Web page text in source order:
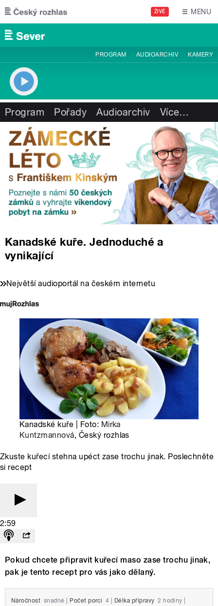
Přejít k hlavnímu obsahu
ŽIVĚ MENU
PROGRAM AUDIOARCHIV KAMERY
Program Pořady Audioarchiv Více…
Kanadské kuře. Jednoduché a
vynikající
Největší audioportál na českém internetu
Kanadské kuře | Foto: Mirka
Kuntzmannová, Český rozhlas
Zkuste kuřecí stehna upéct zase trochu jinak. Poslechněte
si recept
2:59
Pokud chcete připravit kuřecí maso zase trochu jinak,
pak je tento recept pro vás jako dělaný.
Náročnost snadné Počet porcí 4 Délka přípravy 2 hodiny